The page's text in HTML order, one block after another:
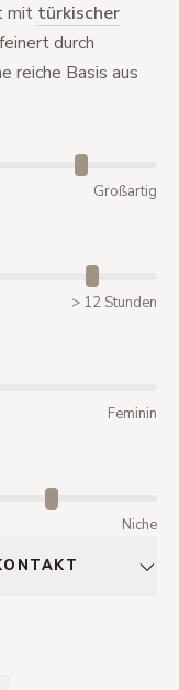
mit türkischer
durch
reiche Basis aus
Großartig
> 12 Stunden
Feminin
Niche